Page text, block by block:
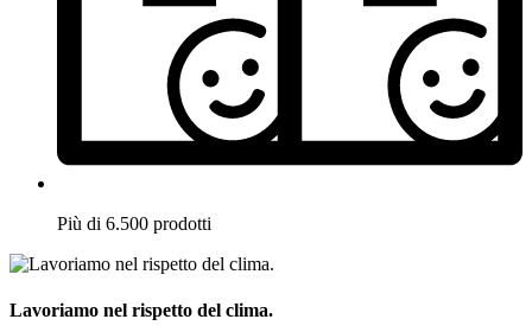
Più di 6.500 prodotti
Lavoriamo nel rispetto del clima.